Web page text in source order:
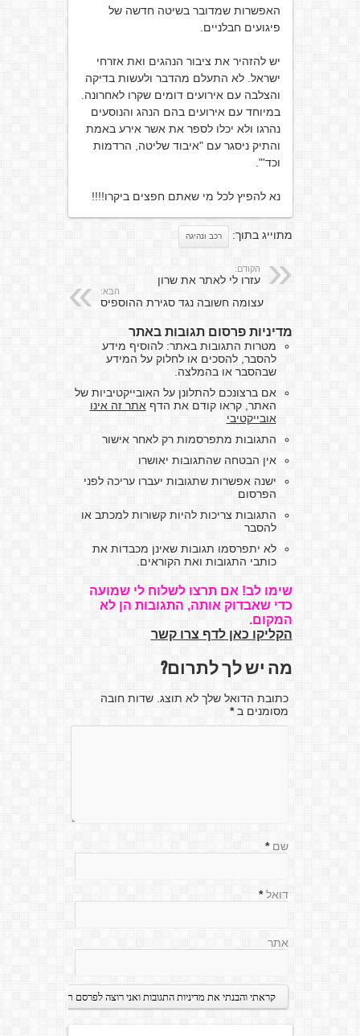
האפשרות שמדובר בשיטה חדשה של
פיגועים חבלניים.
יש להזהיר את ציבור הנהגים ואת אזרחי
ישראל. לא התעלם מהדבר ולעשות בדיקה
והצלבה עם אירועים דומים שקרו לאחרונה.
במיוחד עם אירועים בהם הנהג והנוסעים
נהרגו ולא יכלו לספר את אשר אירע באמת
והתיק ניסגר עם "איבוד שליטה, הרדמות
וכד'".
נא להפיץ לכל מי שאתם חפצים ביקרו!!!!
מתוייג בתוך: רכב ונהיגה
הקודם:
עזרו לי לאתר את שרון
הבא:
עצומה חשובה נגד סגירת ההוספיס
מדיניות פרסום תגובות באתר
מטרות התגובות באתר: להוסיף מידע
להסבר, להסכים או לחלוק על המידע
שבהסבר או בהמלצה.
אם ברצונכם להתלונן על האובייקטיביות של
האתר, קראו קודם את הדף אתר זה אינו
אובייקטיבי
התגובות מתפרסמות רק לאחר אישור
אין הבטחה שהתגובות יאושרו
ישנה אפשרות שתגובות יעברו עריכה לפני
הפרסום
התגובות צריכות להיות קשורות למכתב או
להסבר
לא יתפרסמו תגובות שאינן מכבדות את
כותבי התגובות ואת הקוראים.
שימו לב! אם תרצו לשלוח לי שמועה
כדי שאבדוק אותה, התגובות הן לא
המקום.
הקליקו כאן לדף צרו קשר
מה יש לך לתרום?
כתובת הדואל שלך לא תוצג. שדות חובה
מסומנים ב*
שם *
דואל *
אתר